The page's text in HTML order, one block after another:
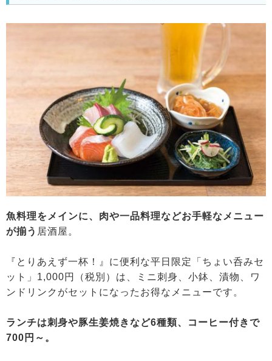
魚料理をメインに、肉や一品料理などお手軽なメニュー
が揃う 居酒屋。
『とりあえず一杯！』に便利な平日限定「ちょい呑みセ
ット」1,000円（税別）は、ミニ刺身、小鉢、漬物、ワ
ンドリンクがセットになったお得なメニューです。
ランチは刺身や豚生姜焼きなど6種類、コーヒー付きで
700円～。